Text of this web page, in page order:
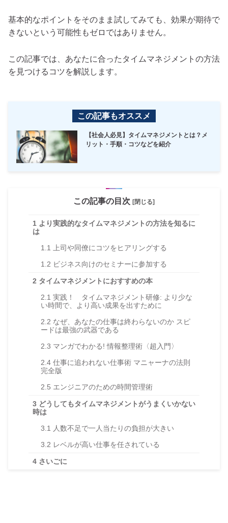
基本的なポイントをそのまま試してみても、効果が期待で
きないという可能性もゼロではありません。
この記事では、あなたに合ったタイムマネジメントの方法
を見つけるコツを解説します。
この記事もオススメ
【社会人必見】タイムマネジメントとは？メ
リット・手順・コツなどを紹介
この記事の目次 [閉じる]
1 より実践的なタイムマネジメントの方法を知るに
は
1.1
上司や同僚にコツをヒアリングする
1.2 ビジネス向けのセミナーに参加する
2 タイムマネジメントにおすすめの本
2.1 実践！ タイムマネジメント研修: より少な
い時間で、より高い成果を出すために
2.2 なぜ、あなたの仕事は終わらないのか スピ
ードは最強の武器である
2.3 マンガでわかる! 情報整理術〈超入門〉
2.4 仕事に追われない仕事術 マニャーナの法則
完全版
2.5 エンジニアのための時間管理術
3 どうしてもタイムマネジメントがうまくいかない
時は
3.1
人数不足で一人当たりの負担が大きい
3.2 レベルが高い仕事を任されている
4 さいごに